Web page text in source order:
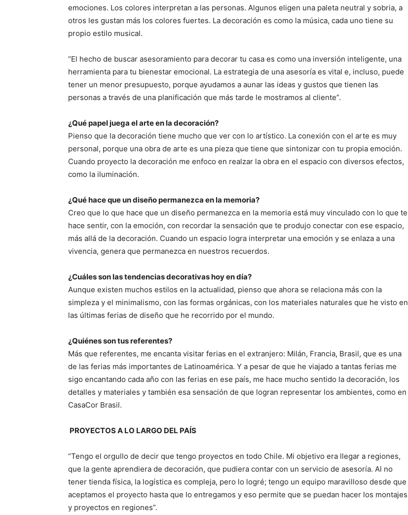
emociones. Los colores interpretan a las personas. Algunos eligen una paleta neutral y sobria, a
otros les gustan más los colores fuertes. La decoración es como la música, cada uno tiene su
propio estilo musical.
“El hecho de buscar asesoramiento para decorar tu casa es como una inversión inteligente, una
herramienta para tu bienestar emocional. La estrategia de una asesoría es vital e, incluso, puede
tener un menor presupuesto, porque ayudamos a aunar las ideas y gustos que tienen las
personas a través de una planificación que más tarde le mostramos al cliente”.
¿Qué papel juega el arte en la decoración?
Pienso que la decoración tiene mucho que ver con lo artístico. La conexión con el arte es muy
personal, porque una obra de arte es una pieza que tiene que sintonizar con tu propia emoción.
Cuando proyecto la decoración me enfoco en realzar la obra en el espacio con diversos efectos,
como la iluminación.
¿Qué hace que un diseño permanezca en la memoria?
Creo que lo que hace que un diseño permanezca en la memoria está muy vinculado con lo que te
hace sentir, con la emoción, con recordar la sensación que te produjo conectar con ese espacio,
más allá de la decoración. Cuando un espacio logra interpretar una emoción y se enlaza a una
vivencia, genera que permanezca en nuestros recuerdos.
¿Cuáles son las tendencias decorativas hoy en día?
Aunque existen muchos estilos en la actualidad, pienso que ahora se relaciona más con la
simpleza y el minimalismo, con las formas orgánicas, con los materiales naturales que he visto en
las últimas ferias de diseño que he recorrido por el mundo.
¿Quiénes son tus referentes?
Más que referentes, me encanta visitar ferias en el extranjero: Milán, Francia, Brasil, que es una
de las ferias más importantes de Latinoamérica. Y a pesar de que he viajado a tantas ferias me
sigo encantando cada año con las ferias en ese país, me hace mucho sentido la decoración, los
detalles y materiales y también esa sensación de que logran representar los ambientes, como en
CasaCor Brasil.
PROYECTOS A LO LARGO DEL PAÍS
“Tengo el orgullo de decir que tengo proyectos en todo Chile. Mi objetivo era llegar a regiones,
que la gente aprendiera de decoración, que pudiera contar con un servicio de asesoría. Al no
tener tienda física, la logística es compleja, pero lo logré; tengo un equipo maravilloso desde que
aceptamos el proyecto hasta que lo entregamos y eso permite que se puedan hacer los montajes
y proyectos en regiones”.